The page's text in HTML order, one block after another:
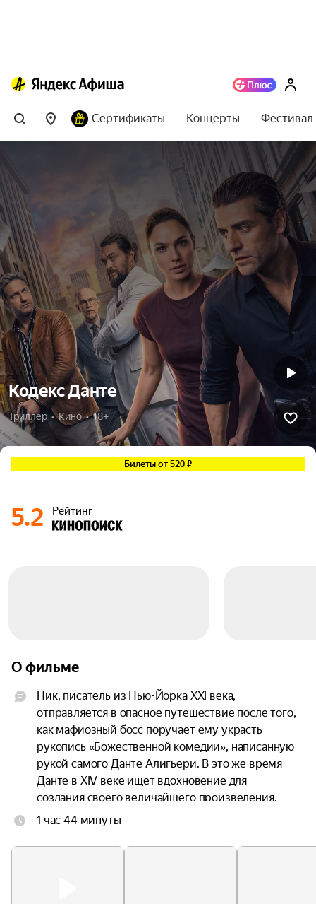
Сертификаты Концерты
Кодекс Данте
Триллер  •  Кино  •  18+
Билеты от 520 ₽
5.2 Рейтинг
О фильме
Ник, писатель из Нью-Йорка XXI века,
отправляется в опасное путешествие после того,
как мафиозный босс поручает ему украсть
рукопись «Божественной комедии», написанную
рукой самого Данте Алигьери. В это же время
Данте в XIV веке ищет вдохновение для
создания своего величайшего произведения.
Каждого из мужчин неосознанно связывает
красотой и божественным.
1 час 44 минуты